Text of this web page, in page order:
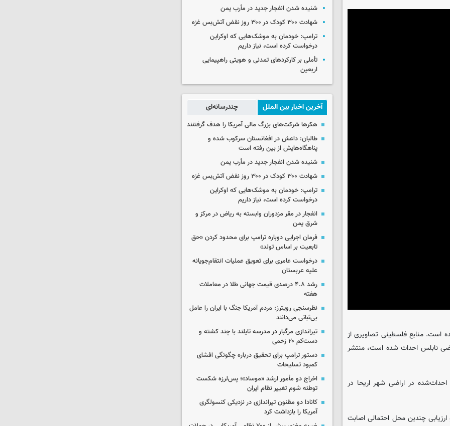
منابع فلسطینی تصاویری از
نابلس احداث شده است، منتشر
در اراضی شهر اریحا در
و ارزیابی چندین محل احتمالی اصابت
شنیده شدن انفجار جدید در مأرب یمن
شهادت ۳۰۰ کودک در ۳۰۰ روز نقض آتش‌بس غزه
ترامپ: خودمان به موشک‌هایی که اوکراین
درخواست کرده است، نیاز داریم
تأملی بر کارکردهای تمدنی و هویتی راهپیمایی
اربعین
آخرین اخبار بین الملل چندرسانه‌ای
هکرها شرکت‌های بزرگ مالی آمریکا را هدف گرفتنند
طالبان: داعش در افغانستان سرکوب شده و
پناهگاه‌هایش از بین رفته است
شنیده شدن انفجار جدید در مأرب یمن
شهادت ۳۰۰ کودک در ۳۰۰ روز نقض آتش‌بس غزه
ترامپ: خودمان به موشک‌هایی که اوکراین
درخواست کرده است، نیاز داریم
انفجار در مقر مزدوران وابسته به ریاض در مرکز و
شرق یمن
فرمان اجرایی دوباره ترامپ برای محدود کردن «حق
تابعیت بر اساس تولد»
درخواست عامری برای تعویق عملیات انتقام‌جویانه
علیه عربستان
رشد ۴.۸ درصدی قیمت جهانی طلا در معاملات
هفته
نظرسنجی رویترز: مردم آمریکا جنگ با ایران را عامل
بی‌ثباتی می‌دانند
تیراندازی مرگبار در مدرسه‌ تایلند با چند کشته و
دست‌کم ۲۰ زخمی
دستور ترامپ برای تحقیق درباره چگونگی افشای
کمبود تسلیحات
اخراج دو مأمور ارشد «موساد»؛ پس‌لرزه شکست
توطئه شوم تغییر نظام ایران
کانادا دو مظنون تیراندازی در نزدیکی کنسولگری
آمریکا را بازداشت کرد